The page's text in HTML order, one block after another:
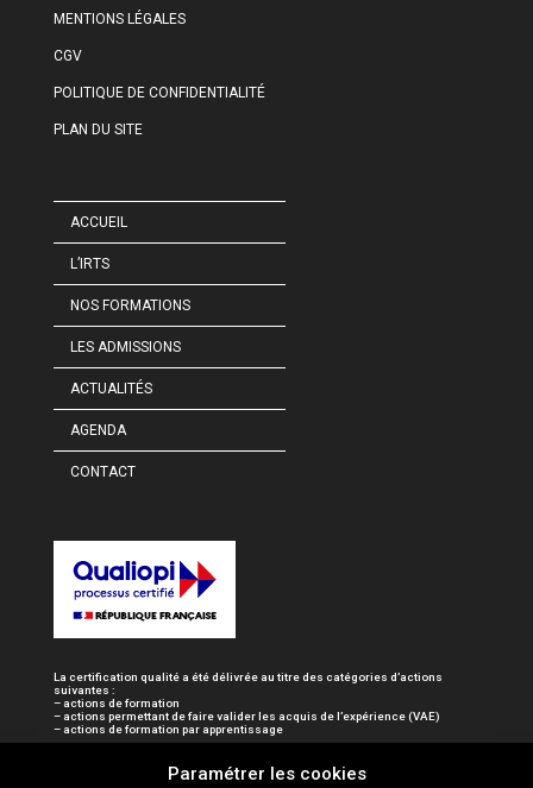
Paramétrer les cookies
MENTIONS LÉGALES
CGV
POLITIQUE DE CONFIDENTIALITÉ
PLAN DU SITE
ACCUEIL
L’IRTS
NOS FORMATIONS
LES ADMISSIONS
ACTUALITÉS
AGENDA
CONTACT
La certification qualité a été délivrée au titre des catégories d’actions
suivantes :
– actions de formation
– actions permettant de faire valider les acquis de l’expérience (VAE)
– actions de formation par apprentissage